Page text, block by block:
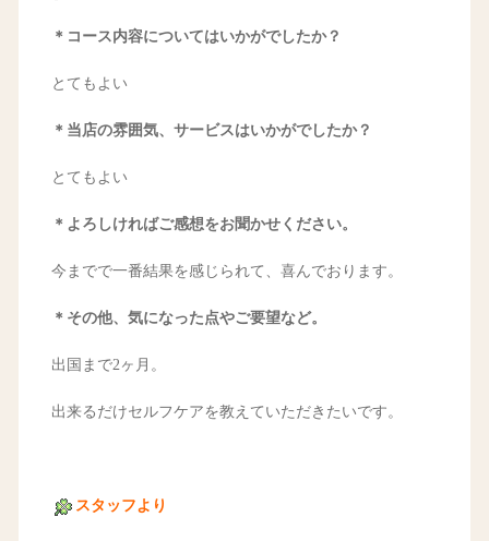
＊コース内容についてはいかがでしたか？
とてもよい
＊当店の雰囲気、サービスはいかがでしたか？
とてもよい
＊よろしければご感想をお聞かせください。
今までで一番結果を感じられて、喜んでおります。
＊その他、気になった点やご要望など。
出国まで2ヶ月。
出来るだけセルフケアを教えていただきたいです。
スタッフより